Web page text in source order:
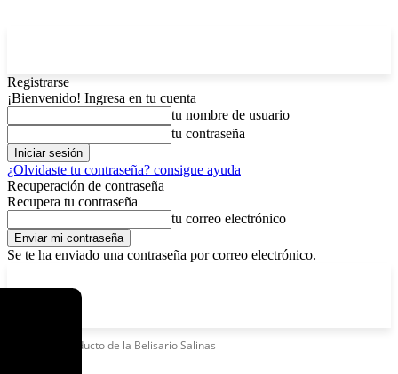
Registrarse
¡Bienvenido! Ingresa en tu cuenta
tu nombre de usuario
tu contraseña
¿Olvidaste tu contraseña? consigue ayuda
Recuperación de contraseña
Recupera tu contraseña
tu correo electrónico
Se te ha enviado una contraseña por correo electrónico.
Viaducto de la Belisario Salinas